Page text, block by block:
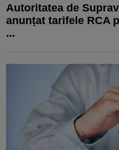
Autoritatea de
anunțat tarifele RCA
...